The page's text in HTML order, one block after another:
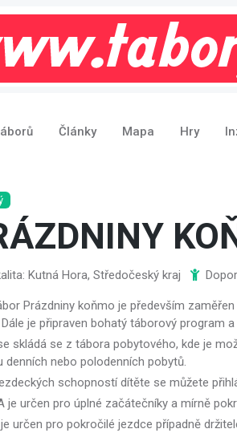
Články Mapa Hry
Kutná Hora, Středočeský kraj
Prázdniny koňmo je především
je připraven bohatý táborový program
skládá se z tábora pobytového, kde je
denních nebo polodenních pobytů.
schopností dítěte se můžete
je určen pro úplné začátečníky a mírně
určen pro pokročilé jezdce případně